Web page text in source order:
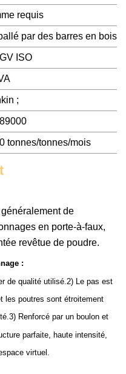
requis
par des barres en bois,
ISO
;
tonnes/tonnes/mois
de
en porte-à-faux,
revêtue de poudre.
:
de qualité utilisé.2) Le pas est
les poutres sont étroitement
Renforcé par un boulon et
parfaite, haute intensité,
virtuel.